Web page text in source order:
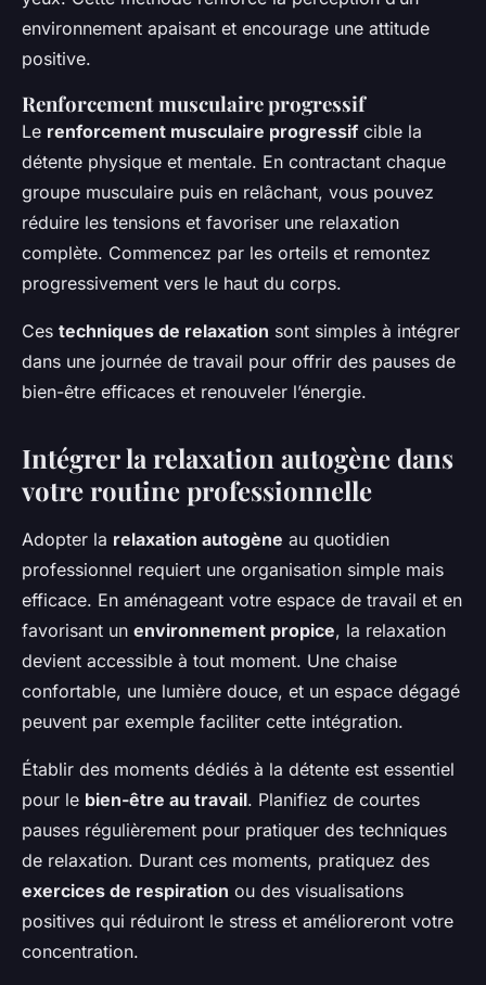
environnement apaisant et encourage une attitude
positive.
Renforcement musculaire progressif
Le renforcement musculaire progressif cible la
détente physique et mentale. En contractant chaque
groupe musculaire puis en relâchant, vous pouvez
réduire les tensions et favoriser une relaxation
complète. Commencez par les orteils et remontez
progressivement vers le haut du corps.
Ces techniques de relaxation sont simples à intégrer
dans une journée de travail pour offrir des pauses de
bien-être efficaces et renouveler l’énergie.
Intégrer la relaxation autogène dans
votre routine professionnelle
Adopter la relaxation autogène au quotidien
professionnel requiert une organisation simple mais
efficace. En aménageant votre espace de travail et en
favorisant un environnement propice, la relaxation
devient accessible à tout moment. Une chaise
confortable, une lumière douce, et un espace dégagé
peuvent par exemple faciliter cette intégration.
Établir des moments dédiés à la détente est essentiel
pour le bien-être au travail. Planifiez de courtes
pauses régulièrement pour pratiquer des techniques
de relaxation. Durant ces moments, pratiquez des
exercices de respiration ou des visualisations
positives qui réduiront le stress et amélioreront votre
concentration.